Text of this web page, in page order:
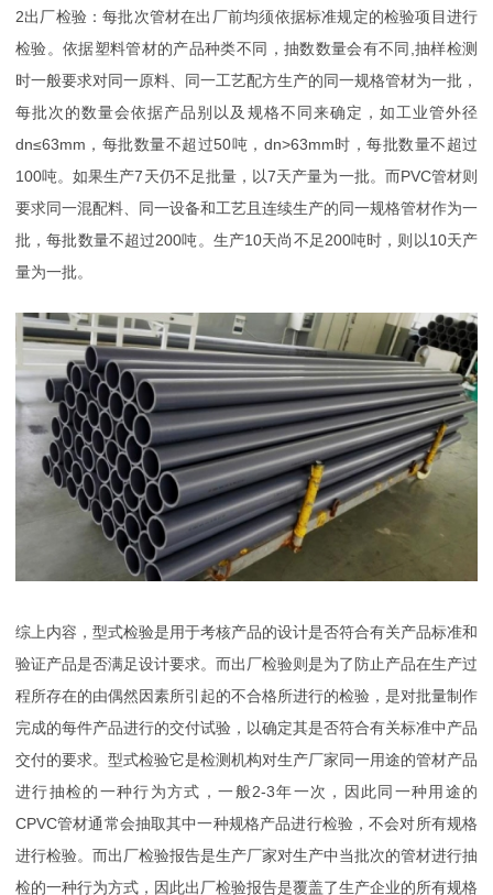
2出厂检验：每批次管材在出厂前均须依据标准规定的检验项目进行
检验。依据塑料管材的产品种类不同，抽数数量会有不同,抽样检测
时一般要求对同一原料、同一工艺配方生产的同一规格管材为一批，
每批次的数量会依据产品别以及规格不同来确定，如工业管外径
dn≤63mm，每批数量不超过50吨，dn>63mm时，每批数量不超过
100吨。如果生产7天仍不足批量，以7天产量为一批。而PVC管材则
要求同一混配料、同一设备和工艺且连续生产的同一规格管材作为一
批，每批数量不超过200吨。生产10天尚不足200吨时，则以10天产
量为一批。
综上内容，型式检验是用于考核产品的设计是否符合有关产品标准和
验证产品是否满足设计要求。而出厂检验则是为了防止产品在生产过
程所存在的由偶然因素所引起的不合格所进行的检验，是对批量制作
完成的每件产品进行的交付试验，以确定其是否符合有关标准中产品
交付的要求。型式检验它是检测机构对生产厂家同一用途的管材产品
进行抽检的一种行为方式，一般2-3年一次，因此同一种用途的
CPVC管材通常会抽取其中一种规格产品进行检验，不会对所有规格
进行检验。而出厂检验报告是生产厂家对生产中当批次的管材进行抽
检的一种行为方式，因此出厂检验报告是覆盖了生产企业的所有规格